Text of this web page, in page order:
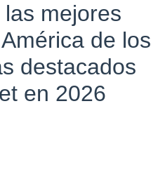
mejores
de los
destacados
en 2026